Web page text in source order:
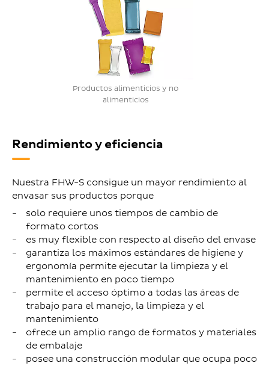
Productos alimenticios y no
alimenticios
Rendimiento y eficiencia
Nuestra FHW-S consigue un mayor rendimiento al
envasar sus productos porque
solo requiere unos tiempos de cambio de
formato cortos
es muy flexible con respecto al diseño del envase
garantiza los máximos estándares de higiene y
ergonomía permite ejecutar la limpieza y el
mantenimiento en poco tiempo
permite el acceso óptimo a todas las áreas de
trabajo para el manejo, la limpieza y el
mantenimiento
ofrece un amplio rango de formatos y materiales
de embalaje
posee una construcción modular que ocupa poco